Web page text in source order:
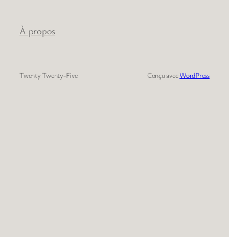
À propos
Twenty Twenty-Five Conçu avecWordPress